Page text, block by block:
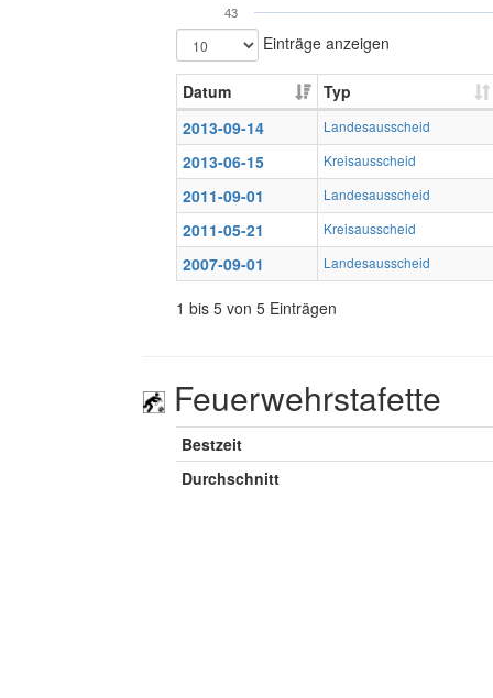
43
Einträge anzeigen
Datum
Typ
2013-09-14
Landesausscheid
2013-06-15 Kreisausscheid
2011-09-01 Landesausscheid
2011-05-21 Kreisausscheid
2007-09-01 Landesausscheid
1 bis 5 von 5 Einträgen
Feuerwehrstafette
Bestzeit
Durchschnitt